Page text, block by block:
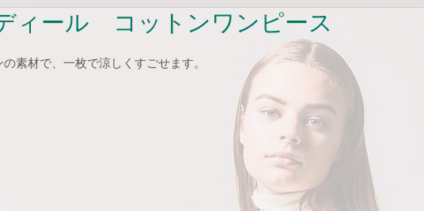
ィール コットンワンピース
素材で、一枚で涼しくすごせます。